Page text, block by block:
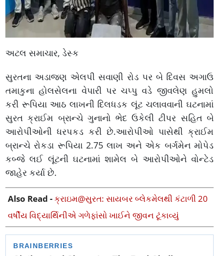
અટલ સમાચાર, ડેસ્ક
સુરતના અડાજણ એલપી સવાણી રોડ પર બે દિવસ અગાઉ
તમાકુના હોલસેલના વેપારી પર ચપ્પુ વડે જીવલેણ હુમલો
કરી રૂપિયા આઠ લાખની દિલધડક લૂંટ ચલાવવાની ઘટનામાં
સુરત ક્રાઈમ બ્રાન્ચે ગુનાનો ભેદ ઉકેલી ટીપર સહિત બે
આરોપીઓની ધરપકડ કરી છે.આરોપીઓ પાસેથી ક્રાઈમ
બ્રાન્ચે રોકડા રૂપિયા 2.75 લાખ અને એક બર્ગમેન મોપેડ
કબ્જે લઈ લૂંટની ઘટનામાં શામેલ બે આરોપીઓને વોન્ટેડ
જાહેર કર્યા છે.
Also Read -ક્રાઇમ@સુરત: સાયબર બ્લેકમેલથી કંટાળી 20
વર્ષીય વિદ્યાર્થિનીએ ગળેફાંસો ખાઈને જીવન ટૂંકાવ્યું